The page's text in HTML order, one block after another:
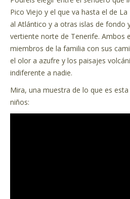
Pico Viejo y el que va hasta el de
al Atlántico y a otras islas de fondo
vertiente norte de Tenerife. Ambos
miembros de la familia con sus
el olor a azufre y los paisajes
indiferente a nadie.
Mira, una muestra de lo que es
niños: